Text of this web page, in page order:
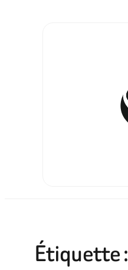
Étiquette :